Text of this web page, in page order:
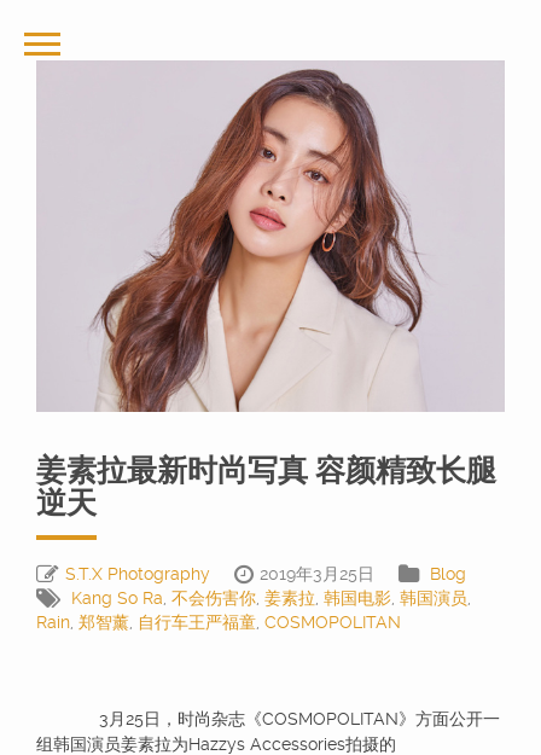
姜素拉最新时尚写真 容颜精致长腿
逆天
S.T.X Photography 2019年3月25日
Blog
Kang So Ra 不会伤害你 姜素拉 韩国电影 韩国演员
Rain 郑智薰 自行车王严福童 COSMOPOLITAN
3月25日，时尚杂志《COSMOPOLITAN》方面公开一
组韩国演员姜素拉为Hazzys Accessories拍摄的